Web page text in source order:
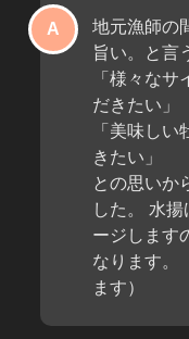
地元漁師の
旨い。と言
「様々な
だきたい」
「美味し
きたい」
との思いか
した。 水
ージします
なります。
ます）